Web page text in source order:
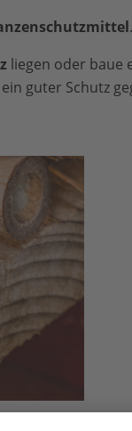
.
liegen oder baue
guter Schutz